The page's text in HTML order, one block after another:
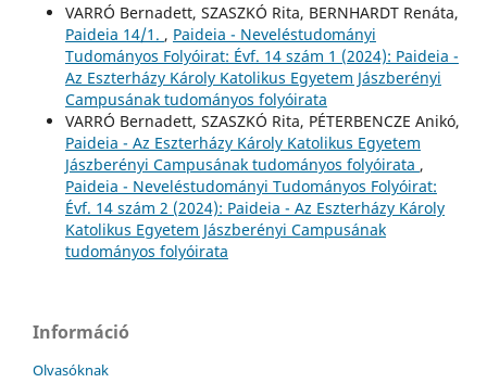
VARRÓ Bernadett, SZASZKÓ Rita, BERNHARDT Renáta,
Paideia 14/1. , Paideia - Neveléstudományi
Tudományos Folyóirat: Évf. 14 szám 1 (2024): Paideia -
Az Eszterházy Károly Katolikus Egyetem Jászberényi
Campusának tudományos folyóirata
VARRÓ Bernadett, SZASZKÓ Rita, PÉTERBENCZE Anikó,
Paideia - Az Eszterházy Károly Katolikus Egyetem
Jászberényi Campusának tudományos folyóirata ,
Paideia - Neveléstudományi Tudományos Folyóirat:
Évf. 14 szám 2 (2024): Paideia - Az Eszterházy Károly
Katolikus Egyetem Jászberényi Campusának
tudományos folyóirata
Információ
Olvasóknak